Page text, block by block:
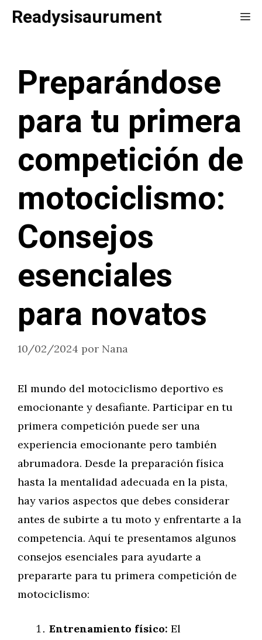
SaltarReadysisaurument
Preparándose
para tu primera
competición de
motociclismo:
Consejos
esenciales
para novatos
10/02/2024 por Nana
El mundo del motociclismo deportivo es
emocionante y desafiante. Participar en tu
primera competición puede ser una
experiencia emocionante pero también
abrumadora. Desde la preparación física
hasta la mentalidad adecuada en la pista,
hay varios aspectos que debes considerar
antes de subirte a tu moto y enfrentarte a la
competencia. Aquí te presentamos algunos
consejos esenciales para ayudarte a
prepararte para tu primera competición de
motociclismo:
Entrenamiento físico: El